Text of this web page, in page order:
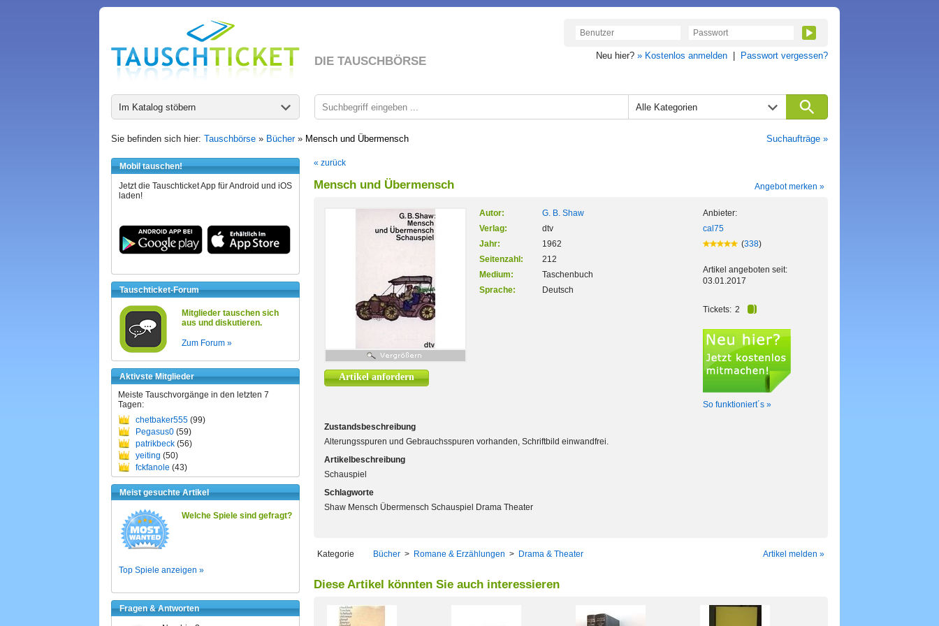
DIE TAUSCHBÖRSE Neu hier? » Kostenlos anmelden Passwort vergessen?
Im Katalog stöbern Alle Kategorien
Sie befinden sich hier: Tauschbörse » Bücher» Mensch und Übermensch Suchaufträge »
Mobil tauschen!
Jetzt die Tauschticket App für Android und iOS
laden!
Tauschticket-Forum
Mitglieder tauschen sich
aus und diskutieren.
Zum Forum »
Aktivste Mitglieder
Meiste Tauschvorgänge in den letzten 7
Tagen:
chetbaker555 (99)
Pegasus0 (59)
patrikbeck (56)
yeiting (50)
fckfanole (43)
Meist gesuchte Artikel
Welche Spiele sind gefragt?
Top Spiele anzeigen »
Fragen & Antworten
« zurück
Mensch und Übermensch Angebot merken »
Artikel anfordern
Autor:
G. B. Shaw
Verlag:
dtv
Jahr:
1962
Seitenzahl:
212
Medium:
Taschenbuch
Sprache:
Deutsch
Anbieter:
cal75
(338)
Artikel angeboten seit:
03.01.2017
Tickets: 2
So funktioniert´s »
Zustandsbeschreibung
Alterungsspuren und Gebrauchsspuren vorhanden, Schriftbild einwandfrei.
Artikelbeschreibung
Schauspiel
Schlagworte
Shaw Mensch Übermensch Schauspiel Drama Theater
Kategorie Bücher > Romane & Erzählungen > Drama & Theater Artikel melden »
Diese Artikel könnten Sie auch interessieren